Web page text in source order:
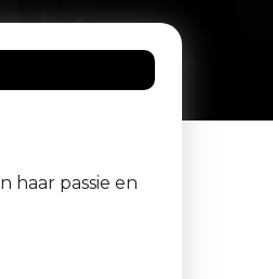
haar passie en